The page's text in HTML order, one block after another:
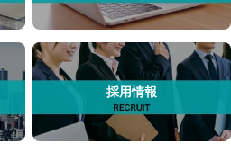
採用情報